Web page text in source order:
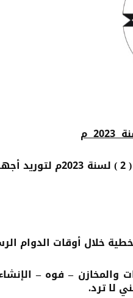
تعلن جامعة حضرموت عن رغبتها في إنزال
خلال أوقات الدوام
والمخازن – فوه –
لا ترد.